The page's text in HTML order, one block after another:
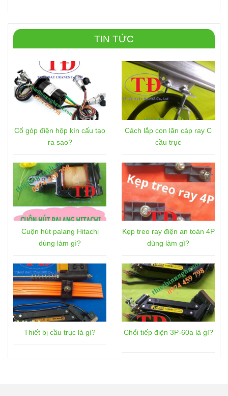
TIN TỨC
Cổ góp điện hộp kín cấu tạo
ra sao?
Cách lắp con lăn cáp ray C
cầu trục
Cuộn hút palang Hitachi
dùng làm gì?
Kẹp treo ray điện an toàn 4P
dùng làm gì?
Thiết bị cầu trục là gì? Chổi tiếp điện 3P-60a là gì?